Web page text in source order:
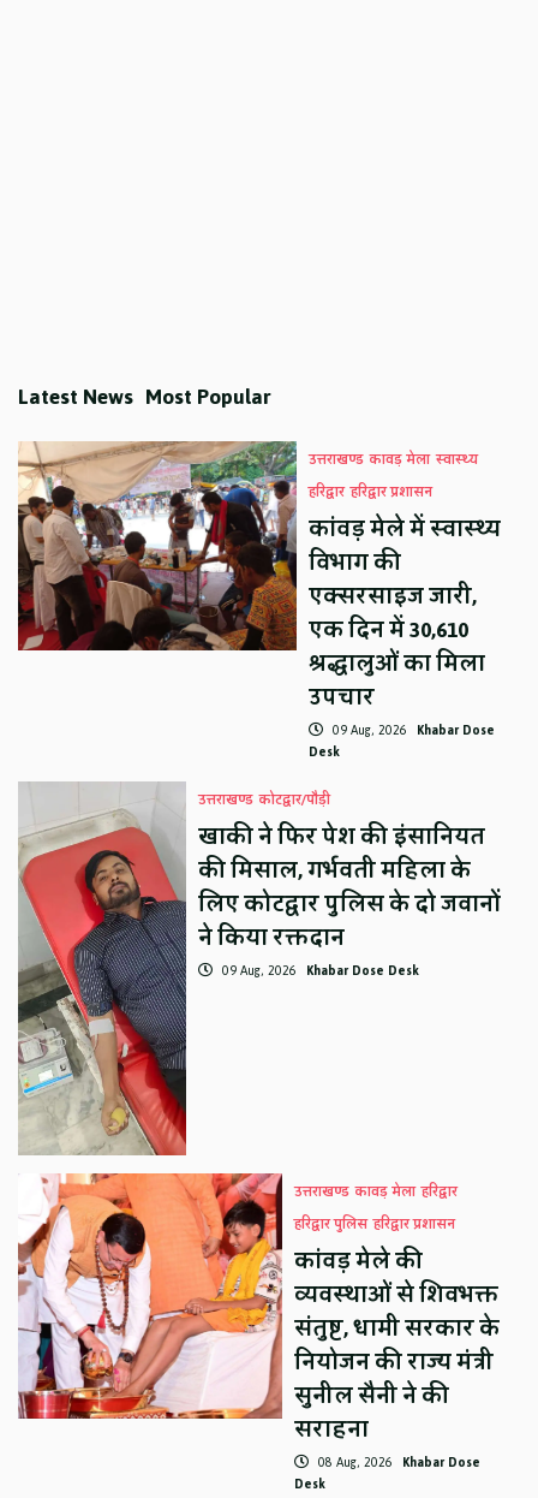
Latest News Most Popular
उत्तराखण्ड कावड़ मेला स्वास्थ्य
हरिद्वार हरिद्वार प्रशासन
कांवड़ मेले में स्वास्थ्य
विभाग की
एक्सरसाइज जारी,
एक दिन में 30,610
श्रद्धालुओं का मिला
उपचार
09 Aug, 2026 Khabar Dose
Desk
उत्तराखण्ड कोटद्वार/पौड़ी
खाकी ने फिर पेश की इंसानियत
की मिसाल, गर्भवती महिला के
लिए कोटद्वार पुलिस के दो जवानों
ने किया रक्तदान
09 Aug, 2026 Khabar Dose Desk
उत्तराखण्ड कावड़ मेला हरिद्वार
हरिद्वार पुलिस हरिद्वार प्रशासन
कांवड़ मेले की
व्यवस्थाओं से शिवभक्त
संतुष्ट, धामी सरकार के
नियोजन की राज्य मंत्री
सुनील सैनी ने की
सराहना
08 Aug, 2026 Khabar Dose
Desk